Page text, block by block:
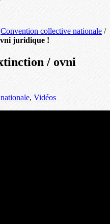
Convention collective nationale /
juridique !
/ ovni
, Vidéos